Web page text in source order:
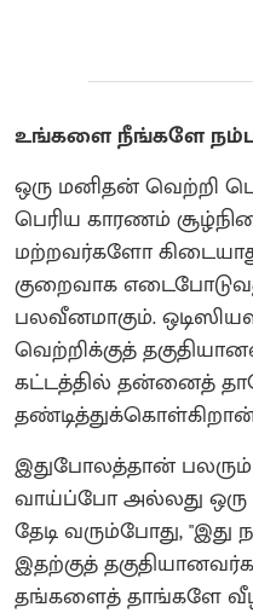
உங்களை நீங்களே
ஒரு மனிதன் வெற்றி
பெரிய காரணம்
மற்றவர்களோ
குறைவாக
பலவீனமாகும்.
வெற்றிக்குத்
கட்டத்தில் தன்னைத்
இதுபோலத்தான்
வாய்ப்போ அல்லது
தேடி வரும்போது, "இது
இதற்குத்
தங்களைத் தாங்களே